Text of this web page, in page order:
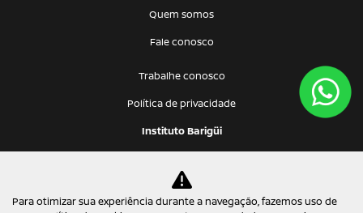
Quem somos
Fale conosco
Trabalhe conosco
Política de privacidade
Instituto Barigüi
Barigui Oriente Com. de Automóveis Ltda
09.467.816/0001-02
Para otimizar sua experiência durante a navegação, fazemos uso de